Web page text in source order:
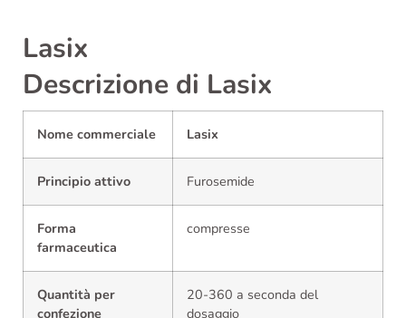
Lasix
Descrizione di Lasix
Nome commerciale Lasix
Principio attivo Furosemide
Forma
farmaceutica
compresse
Quantità per
confezione
20-360 a seconda del
dosaggio